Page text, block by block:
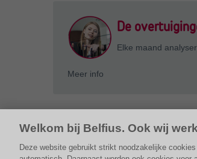
De
Elke maand
Meer info
Welkom bij Belfius. Ook wij
Deze website gebruikt strikt noodzakelijke